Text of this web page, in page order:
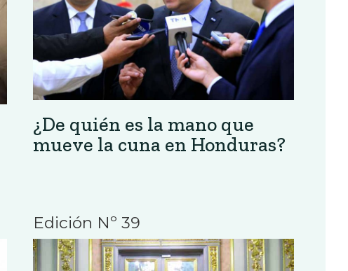
¿De quién es la mano que
mueve la cuna en Honduras?
Edición Nº 39